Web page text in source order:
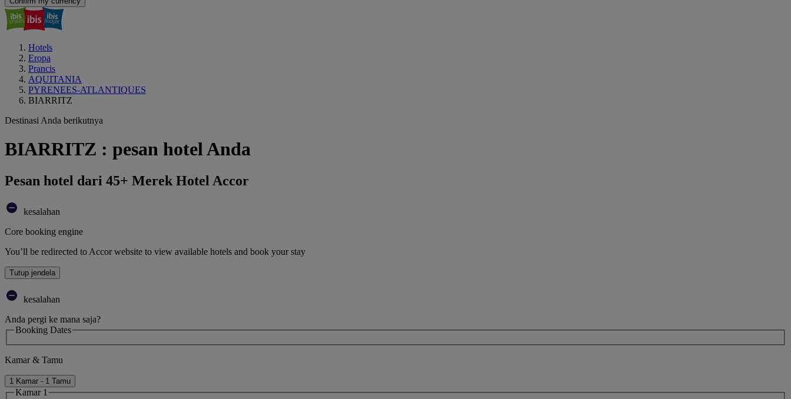
Hotels
Eropa
Prancis
AQUITANIA
PYRENEES-ATLANTIQUES
BIARRITZ
Destinasi Anda berikutnya
BIARRITZ : pesan hotel Anda
Pesan hotel dari 45+ Merek Hotel Accor
kesalahan
Core booking engine
You’ll be redirected to Accor website to view available hotels and book your stay
Tutup jendela
kesalahan
Anda pergi ke mana saja?
Booking Dates
Kamar & Tamu
1 Kamar - 1 Tamu
Kamar 1